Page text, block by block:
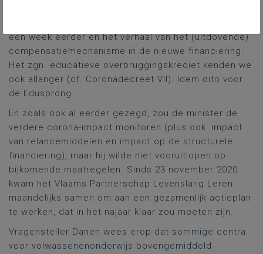
een week eerder en het verhaal van het (uitdovende)
compensatiemechanisme in de nieuwe financiering.
Het zgn. educatieve overbruggingskrediet kenden we
ook allanger (cf. Coronadecreet VII). Idem dito voor
de Edusprong.
En zoals ook al eerder gezegd, zou de minister de
verdere corona-impact monitoren (plus ook: impact
van relancemiddelen en impact op de structurele
financiering), maar hij wilde niet vooruitlopen op
bijkomende maatregelen. Sinds 23 november 2020
kwam het Vlaams Partnerschap Levenslang Leren
maandelijks samen om aan een gezamenlijk actieplan
te werken, dat in het najaar klaar zou moeten zijn.
Vragensteller Danen wees erop dat sommige centra
voor volwassenenonderwijs bovengemiddeld